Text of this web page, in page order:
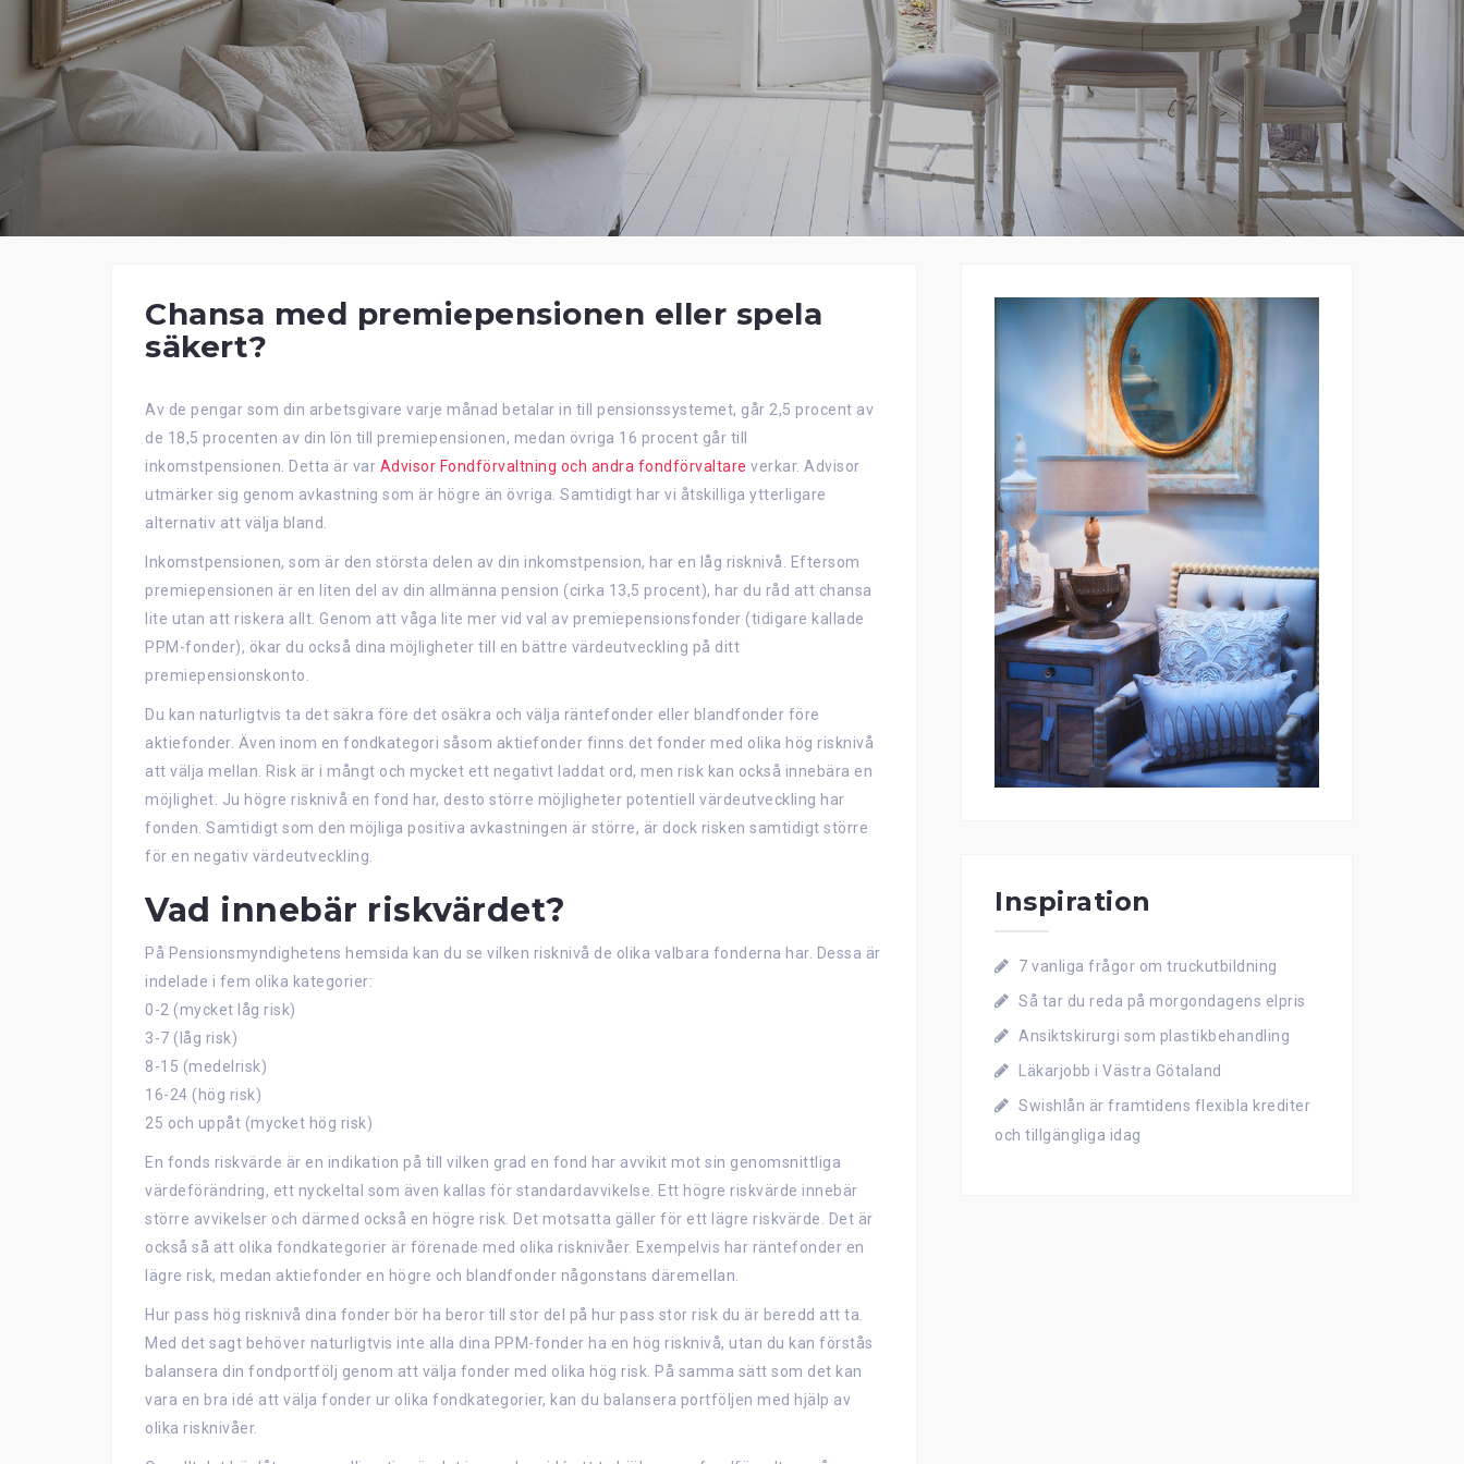
Chansa med premiepensionen eller spela
säkert?
Av de pengar som din arbetsgivare varje månad betalar in till pensionssystemet, går 2,5 procent av
de 18,5 procenten av din lön till premiepensionen, medan övriga 16 procent går till
inkomstpensionen. Detta är var Advisor Fondförvaltning och andra fondförvaltare verkar. Advisor
utmärker sig genom avkastning som är högre än övriga. Samtidigt har vi åtskilliga ytterligare
alternativ att välja bland.
Inkomstpensionen, som är den största delen av din inkomstpension, har en låg risknivå. Eftersom
premiepensionen är en liten del av din allmänna pension (cirka 13,5 procent), har du råd att chansa
lite utan att riskera allt. Genom att våga lite mer vid val av premiepensionsfonder (tidigare kallade
PPM-fonder), ökar du också dina möjligheter till en bättre värdeutveckling på ditt
premiepensionskonto.
Du kan naturligtvis ta det säkra före det osäkra och välja räntefonder eller blandfonder före
aktiefonder. Även inom en fondkategori såsom aktiefonder finns det fonder med olika hög risknivå
att välja mellan. Risk är i mångt och mycket ett negativt laddat ord, men risk kan också innebära en
möjlighet. Ju högre risknivå en fond har, desto större möjligheter potentiell värdeutveckling har
fonden. Samtidigt som den möjliga positiva avkastningen är större, är dock risken samtidigt större
för en negativ värdeutveckling.
Vad innebär riskvärdet?
På Pensionsmyndighetens hemsida kan du se vilken risknivå de olika valbara fonderna har. Dessa är
indelade i fem olika kategorier:
0-2 (mycket låg risk)
3-7 (låg risk)
8-15 (medelrisk)
16-24 (hög risk)
25 och uppåt (mycket hög risk)
En fonds riskvärde är en indikation på till vilken grad en fond har avvikit mot sin genomsnittliga
värdeförändring, ett nyckeltal som även kallas för standardavvikelse. Ett högre riskvärde innebär
större avvikelser och därmed också en högre risk. Det motsatta gäller för ett lägre riskvärde. Det är
också så att olika fondkategorier är förenade med olika risknivåer. Exempelvis har räntefonder en
lägre risk, medan aktiefonder en högre och blandfonder någonstans däremellan.
Hur pass hög risknivå dina fonder bör ha beror till stor del på hur pass stor risk du är beredd att ta.
Med det sagt behöver naturligtvis inte alla dina PPM-fonder ha en hög risknivå, utan du kan förstås
balansera din fondportfölj genom att välja fonder med olika hög risk. På samma sätt som det kan
vara en bra idé att välja fonder ur olika fondkategorier, kan du balansera portföljen med hjälp av
olika risknivåer.
Inspiration
7 vanliga frågor om truckutbildning
Så tar du reda på morgondagens elpris
Ansiktskirurgi som plastikbehandling
Läkarjobb i Västra Götaland
Swishlån är framtidens flexibla krediter
och tillgängliga idag